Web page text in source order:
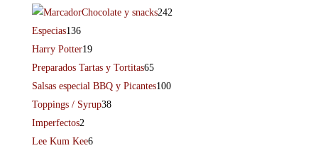
Chocolate y snacks242
Especias136
Harry Potter19
Preparados Tartas y Tortitas65
Salsas especial BBQ y Picantes100
Toppings / Syrup38
Imperfectos2
Lee Kum Kee6